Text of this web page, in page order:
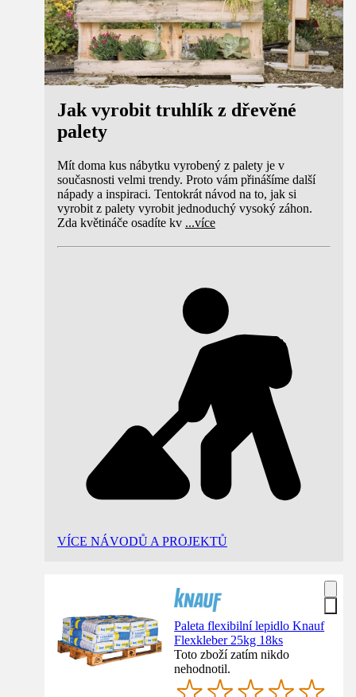
Jak vyrobit truhlík z dřevěné
palety
Mít doma kus nábytku vyrobený z palety je v
současnosti velmi trendy. Proto vám přinášíme další
nápady a inspiraci. Tentokrát návod na to, jak si
vyrobit z palety vyrobit jednoduchý vysoký záhon.
Zda květináče osadíte kv ...více
VÍCE NÁVODŮ A PROJEKTŮ
Paleta flexibilní lepidlo Knauf
Flexkleber 25kg 18ks
Toto zboží zatím nikdo
nehodnotil.